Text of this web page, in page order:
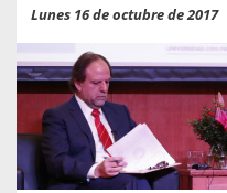
Lunes 16 de octubre de 2017